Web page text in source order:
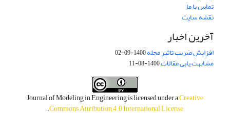
تماس با ما
نقشه سایت
آخرین اخبار
افزایش ضریب تاثیر مجله1400-09-02
مشابهت یابی مقالات1400-08-11
Journal of Modeling in Engineering is licensed under aCreative
Commons Attribution 4.0 International License
.